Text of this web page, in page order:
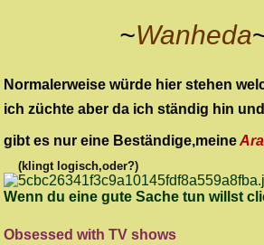
~Wanheda
Normalerweise würde hier stehen
ich züchte aber da ich ständig hin
gibt es nur eine Beständige,meine
(klingt logisch,oder?)
Wenn du eine gute Sache tun willst
Obsessed with TV shows